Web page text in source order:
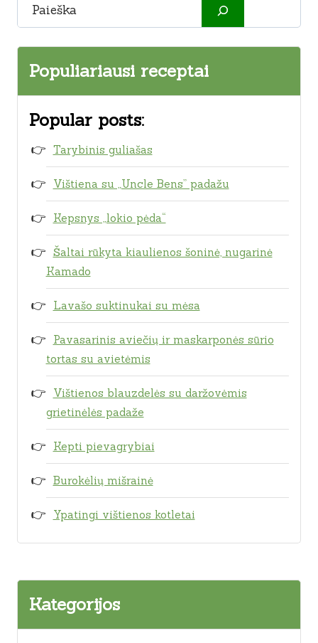
Populiariausi receptai
Popular posts:
Tarybinis guliašas
Vištiena su „Uncle Bens” padažu
Kepsnys „lokio pėda“
Šaltai rūkyta kiaulienos šoninė, nugarinė
Kamado
Lavašo suktinukai su mėsa
Pavasarinis aviečių ir maskarponės sūrio
tortas su avietėmis
Vištienos blauzdelės su daržovėmis
grietinėlės padaže
Kepti pievagrybiai
Burokėlių mišrainė
Ypatingi vištienos kotletai
Kategorijos